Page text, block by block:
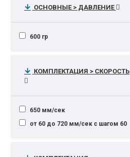
ОСНОВНЫЕ > ДАВЛЕНИЕ
600 гр
КОМПЛЕКТАЦИЯ > СКОРОСТЬ
650 мм/сек
от 60 до 720 мм/сек с шагом 60